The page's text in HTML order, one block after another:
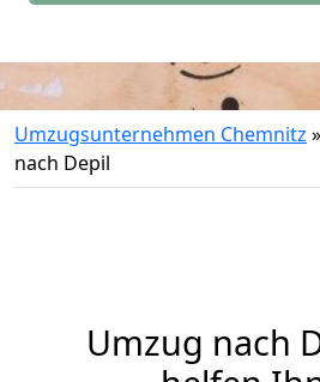
Umzugsunternehmen Chemnitz »
nach Depil
Umzug nach